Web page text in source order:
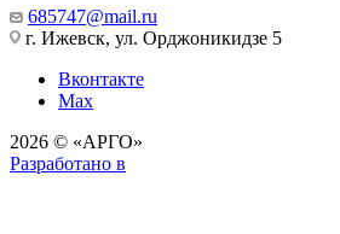
685747@mail.ru
г. Ижевск, ул. Орджоникидзе 5
Вконтакте
Max
2026 © «АРГО»
Разработано в